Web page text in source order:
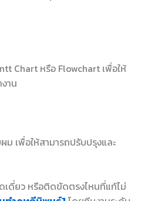
Chart หรือ Flowchart เพื่อให้
าน
ม เพื่อให้สามารถปรับปรุงและ
ดี่ยว หรือติดขัดตรงไหนที่แก้ไม่